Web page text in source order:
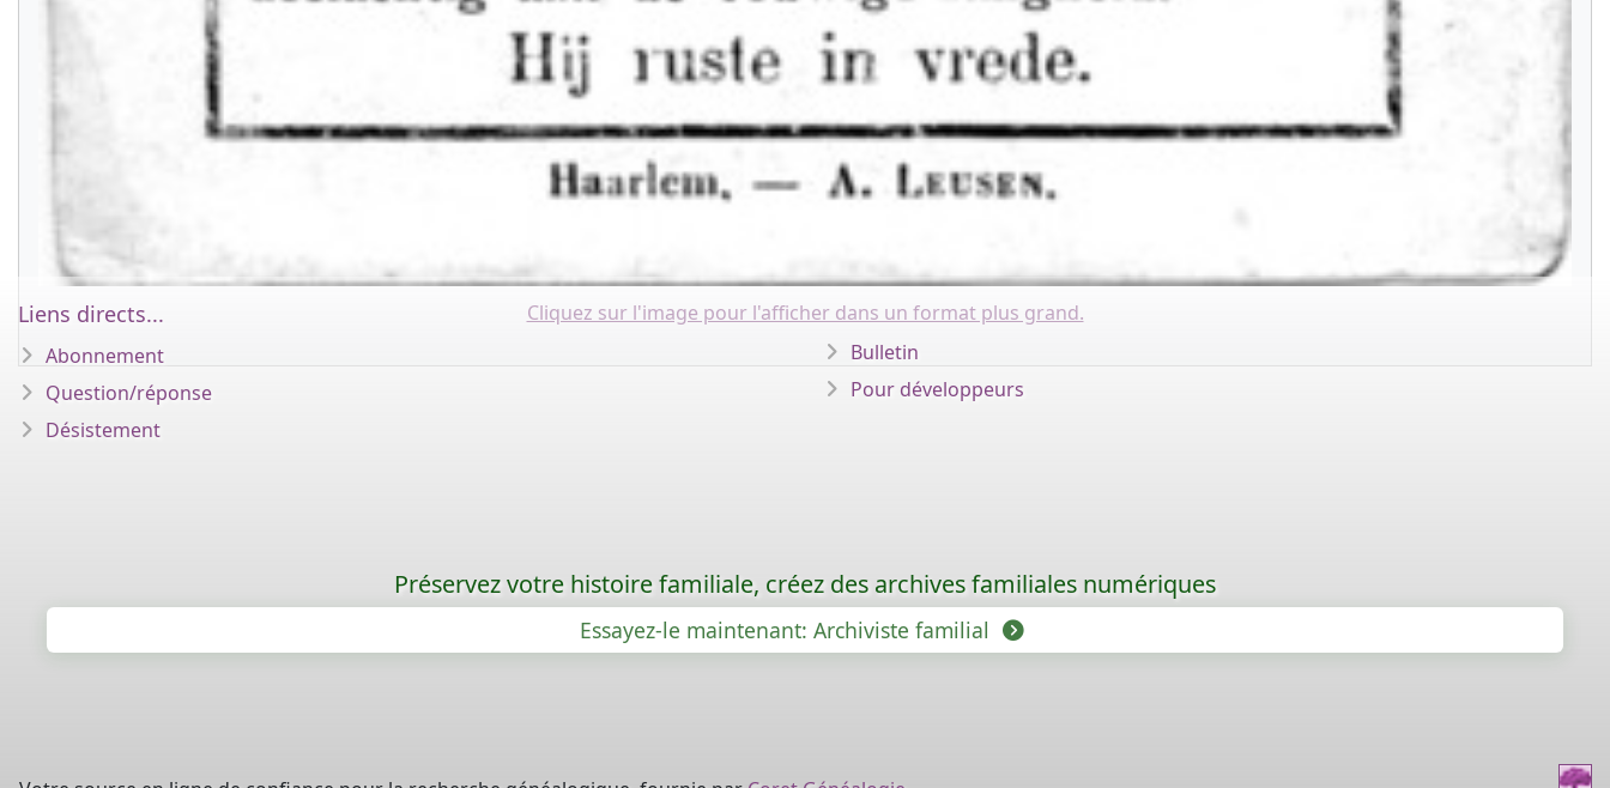
Cliquez sur l'image pour l'afficher dans un format plus grand.
Liens directs...
Abonnement
Question/réponse
Désistement
Bulletin
Pour développeurs
Préservez votre histoire familiale, créez des archives familiales numériques
Essayez-le maintenant: Archiviste familial